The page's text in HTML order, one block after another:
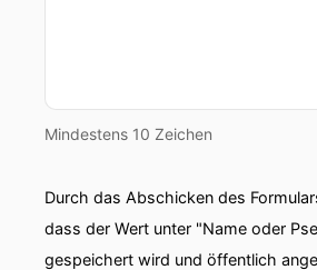
Mindestens 10 Zeichen
Durch das Abschicken des
dass der Wert unter "Name oder
gespeichert wird und öffentlich